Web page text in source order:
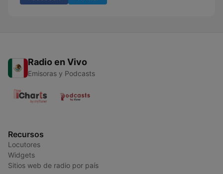
Radio en Vivo
Emisoras y Podcasts
Recursos
Locutores
Widgets
Sitios web de radio por país